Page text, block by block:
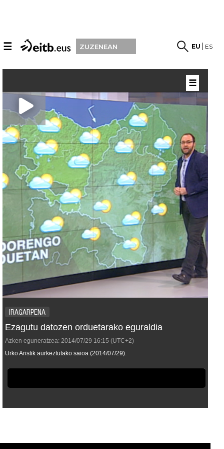
☰ ZUZENEAN EU ES
IRAGARPENA
Ezagutu datozen orduetarako eguraldia
Azken eguneratzea: 2014/07/29 16:15 (UTC+2)
Urko Aristik aurkeztutako saioa (2014/07/29).
☰